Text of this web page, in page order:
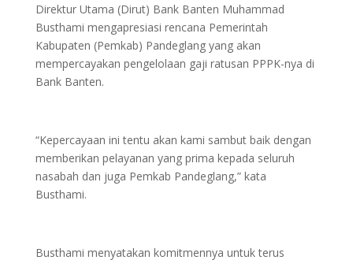
Direktur Utama (Dirut) Bank Banten Muhammad
Busthami mengapresiasi rencana Pemerintah
Kabupaten (Pemkab) Pandeglang yang akan
mempercayakan pengelolaan gaji ratusan PPPK-nya di
Bank Banten.
“Kepercayaan ini tentu akan kami sambut baik dengan
memberikan pelayanan yang prima kepada seluruh
nasabah dan juga Pemkab Pandeglang,” kata
Busthami.
Busthami menyatakan komitmennya untuk terus